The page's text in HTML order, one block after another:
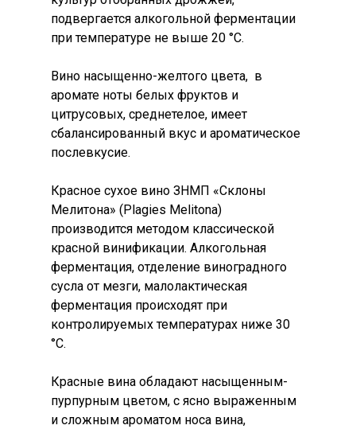
подвергается алкогольной ферментации
при температуре не выше 20 °C.
Вино насыщенно-желтого цвета, в
аромате ноты белых фруктов и
цитрусовых, среднетелое, имеет
сбалансированный вкус и ароматическое
послевкусие.
Красное сухое вино ЗНМП «Склоны
Мелитона» (Plagies Melitona)
производится методом классической
красной винификации. Алкогольная
ферментация, отделение виноградного
сусла от мезги, малолактическая
ферментация происходят при
контролируемых температурах ниже 30
°C.
Красные вина обладают насыщенным-
пурпурным цветом, с ясно выраженным
и сложным ароматом носа вина,
Греческие
Вино и гастрономия
ЗНМП “Склоны
(DOP “Plagies
ГЕОГРАФИЧЕСКИЕ
УКАЗАНИЯ
GALLERY
Новости
КОНТАКТЫ
Wow look at this!
customizable off canvas
About Salient
The Castle
Unit 345
2500 Castle Dr
Manhattan, NY
E:hello@themenectar.com